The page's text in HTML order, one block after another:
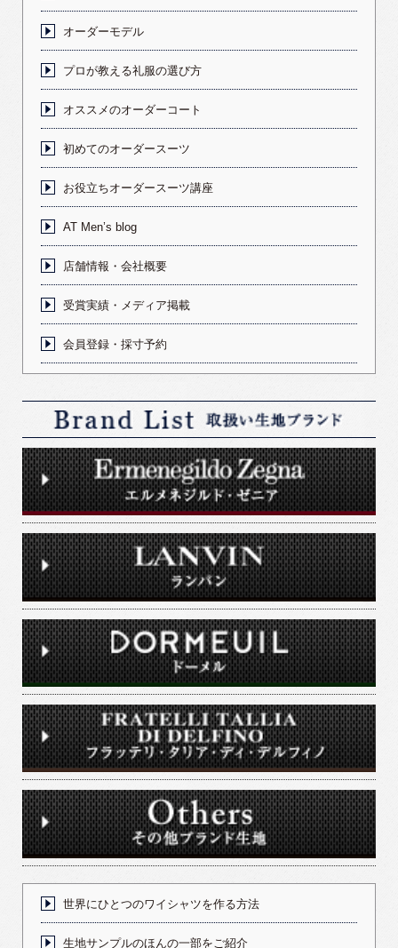
オーダーモデル
プロが教える礼服の選び方
オススメのオーダーコート
初めてのオーダースーツ
お役立ちオーダースーツ講座
AT Men’s blog
店舗情報・会社概要
受賞実績・メディア掲載
会員登録・採寸予約
世界にひとつのワイシャツを作る方法
生地サンプルのほんの一部をご紹介